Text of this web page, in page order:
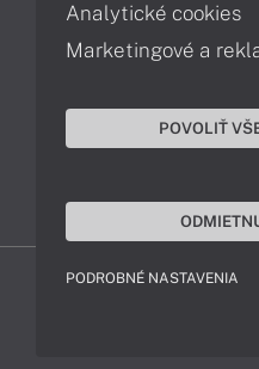
Servisné oddelenie
MSI-SHOP © 2017 -
Analytické cookies
Marketingové a
POVOLIŤ
PODROBNÉ NASTAVENIA